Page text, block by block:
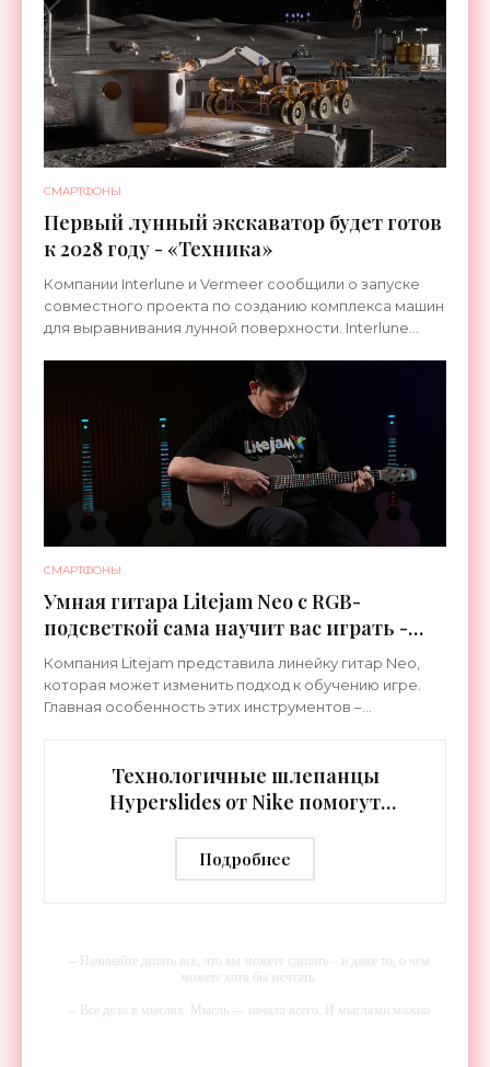
СМАРТФОНЫ
Первый лунный экскаватор будет готов
к 2028 году - «Техника»
Компании Interlune и Vermeer сообщили о запуске
совместного проекта по созданию комплекса машин
для выравнивания лунной поверхности. Interlune
СМАРТФОНЫ
Умная гитара Litejam Neo с RGB-
подсветкой сама научит вас играть -
«Гаджеты»
Компания Litejam представила линейку гитар Neo,
которая может изменить подход к обучению игре.
Главная особенность этих инструментов –
Технологичные шлепанцы
Hyperslides от Nike помогут
тренировки - «Гаджеты»
Подробнее
-- Начинайте делать все, что вы можете сделать – и даже то, о чем
можете хотя бы мечтать.
-- Все дело в мыслях. Мысль — начало всего. И мыслями можно